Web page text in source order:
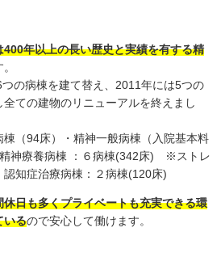
400年以上の長い歴史と実績を有する精
の病棟を建て替え、2011年には5つの
ての建物のリニューアルを終えまし
（94床）・精神一般病棟（入院基本料
神療養病棟 ：６病棟(342床) ※ストレ
知症治療病棟：２病棟(120床)
休日も多くプライベートも充実できる環
いるので安心して働けます。